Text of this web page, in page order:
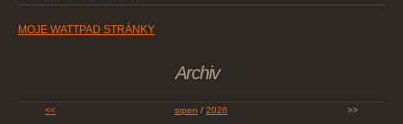
MOJE WATTPAD STRÁNKY
Archiv
<< srpen / 2026 >>